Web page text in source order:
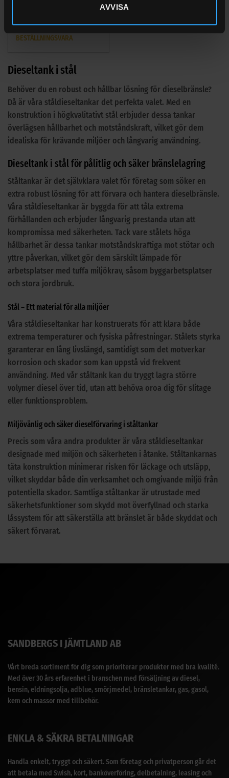
AVVISA
Betygsatt
BESTÄLLNINGSVARA
Dieseltank i stål
Behöver du en robust och hållbar lösning för dieselbränsle?
Då är våra ståldieseltankar det perfekta valet. Med en
konstruktion i högkvalitativt stål erbjuder dessa tankar
överlägsen hållbarhet och motståndskraft, vilket gör dem
idealiska för krävande miljöer och långvarig användning.
Dieseltank i stål för pålitlig och säker bränslelagring
Ståltankar är det självklara valet för företag som söker en
extra robust lösning för att förvara och hantera dieselbränsle.
Våra ståldieseltankar är byggda för att tåla extrema
förhållanden och erbjuder långvarig prestanda utan att
kompromissa med säkerheten. Tack vare stålets höga
hållbarhet är dessa tankar motståndskraftiga mot stötar och
yttre påverkan, vilket gör dem särskilt lämpade för
arbetsplatser med tuffa miljökrav, såsom byggarbetsplatser
och stora jordbruk.
Stål – Ett material för alla miljöer
Våra ståldieseltankar har konstruerats för att klara både
extrema temperaturer och fysiska påfrestningar. Stålets styrka
garanterar en lång livslängd, samtidigt som det motverkar
korrosion och skador som kan uppstå vid frekvent
användning. Med vår ståltank kan du tryggt lagra större
volymer diesel över tid, utan att behöva oroa dig för slitage
eller funktionsproblem.
Miljövänlig och säker dieselförvaring i ståltankar
Precis som våra andra produkter är våra ståldieseltankar
designade med miljön och säkerheten i åtanke. Ståltankarnas
täta konstruktion minimerar risken för läckage och utsläpp,
vilket skyddar både din verksamhet och omgivande miljö från
potentiella skador. Samtliga ståltankar är utrustade med
säkerhetsfunktioner som skydd mot överfyllnad och starka
låssystem för att säkerställa att bränslet är både skyddat och
säkert förvarat.
SANDBERGS I JÄMTLAND AB
Vårt breda sortiment för dig som prioriterar produkter med bra kvalité.
Med över 30 års erfarenhet i branschen med försäljning av diesel,
bensin, eldningsolja, adblue, smörjmedel, bränsletankar, gas, gasol,
kem och massor med tillbehör.
ENKLA & SÄKRA BETALNINGAR
Handla enkelt, tryggt och säkert. Som företag och privatperson går det
att betala med Swish, kort, banköverföring, delbetalning, leasing och